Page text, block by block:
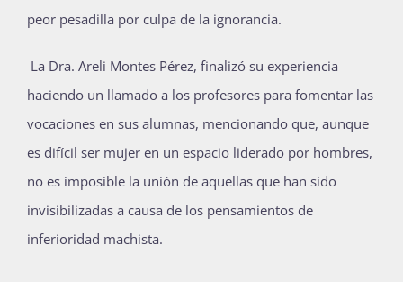
peor pesadilla por culpa de la ignorancia.
La Dra. Areli Montes Pérez, finalizó su experiencia
haciendo un llamado a los profesores para fomentar las
vocaciones en sus alumnas, mencionando que, aunque
es difícil ser mujer en un espacio liderado por hombres,
no es imposible la unión de aquellas que han sido
invisibilizadas a causa de los pensamientos de
inferioridad machista.